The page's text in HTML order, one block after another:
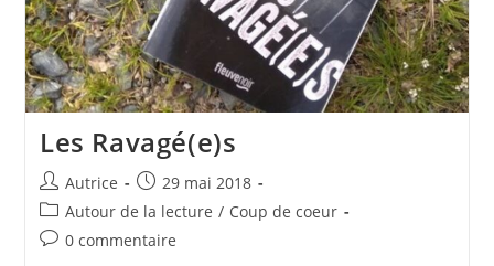
Les Ravagé(e)s
Auteur/autrice
de
la
publication :
Autrice
Publication
publiée :
29 mai 2018
Post
category:
Autour de la lecture / Coup de coeur
Commentaires
0 commentaire